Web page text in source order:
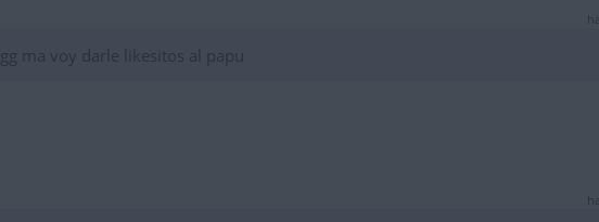
gg ma voy darle likesitos al papu